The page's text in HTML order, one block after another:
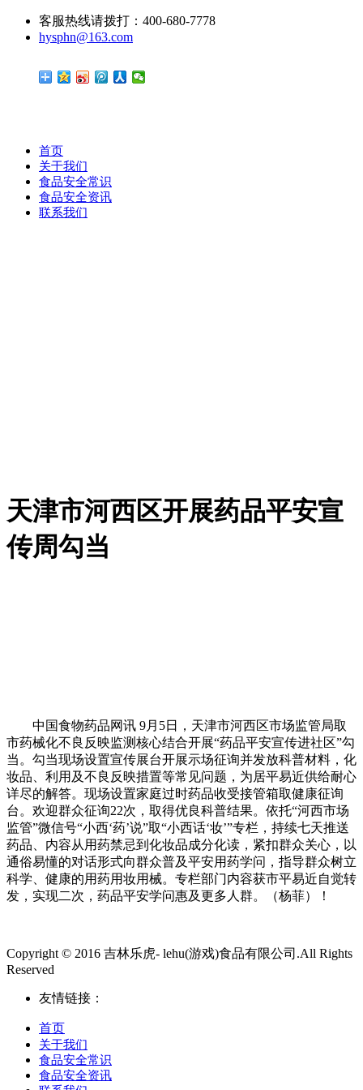
客服热线请拨打：400-680-7778
hysphn@163.com
首页
关于我们
食品安全常识
食品安全资讯
联系我们
天津市河西区开展药品平安宣
传周勾当
中国食物药品网讯 9月5日，天津市河西区市场监管局取
市药械化不良反映监测核心结合开展“药品平安宣传进社区”勾
当。勾当现场设置宣传展台开展示场征询并发放科普材料，化
妆品、利用及不良反映措置等常见问题，为居平易近供给耐心
详尽的解答。现场设置家庭过时药品收受接管箱取健康征询
台。欢迎群众征询22次，取得优良科普结果。依托“河西市场
监管”微信号“小西‘药’说”取“小西话‘妆’”专栏，持续七天推送
药品、内容从用药禁忌到化妆品成分化读，紧扣群众关心，以
通俗易懂的对话形式向群众普及平安用药学问，指导群众树立
科学、健康的用药用妆用械。专栏部门内容获市平易近自觉转
发，实现二次，药品平安学问惠及更多人群。（杨菲）！
Copyright © 2016 吉林乐虎- lehu(游戏)食品有限公司.All Rights
Reserved
友情链接：
首页
关于我们
食品安全常识
食品安全资讯